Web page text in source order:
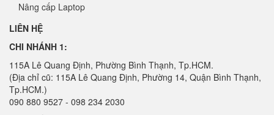
Nâng cấp Laptop
LIÊN HỆ
CHI NHÁNH 1:
115A Lê Quang Định, Phường Bình Thạnh, Tp.HCM.
(Địa chỉ cũ: 115A Lê Quang Định, Phường 14, Quận Bình Thạnh,
Tp.HCM.)
090 880 9527 - 098 234 2030